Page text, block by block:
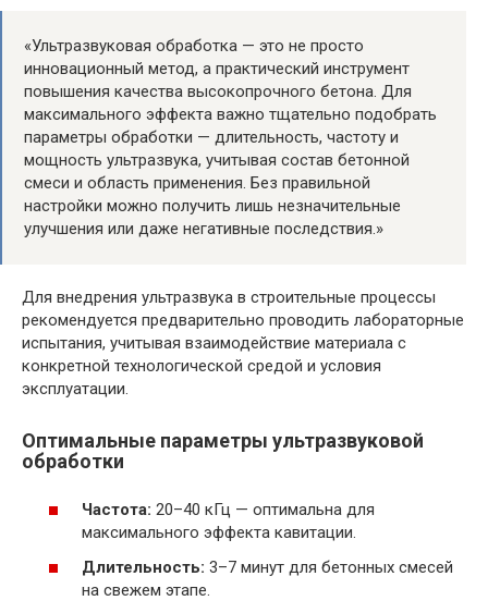
«Ультразвуковая обработка — это не просто
инновационный метод, а практический инструмент
повышения качества высокопрочного бетона. Для
максимального эффекта важно тщательно подобрать
параметры обработки — длительность, частоту и
мощность ультразвука, учитывая состав бетонной
смеси и область применения. Без правильной
настройки можно получить лишь незначительные
улучшения или даже негативные последствия.»
Для внедрения ультразвука в строительные процессы
рекомендуется предварительно проводить лабораторные
испытания, учитывая взаимодействие материала с
конкретной технологической средой и условия
эксплуатации.
Оптимальные параметры ультразвуковой
обработки
Частота: 20–40 кГц — оптимальна для
максимального эффекта кавитации.
Длительность: 3–7 минут для бетонных смесей
на свежем этапе.